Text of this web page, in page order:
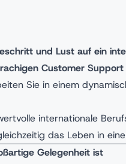
und Lust auf ein
Customer Support
Sie in einem
internationale
das Leben in
Gelegenheit ist